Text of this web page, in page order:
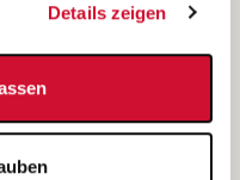
Details zeigen